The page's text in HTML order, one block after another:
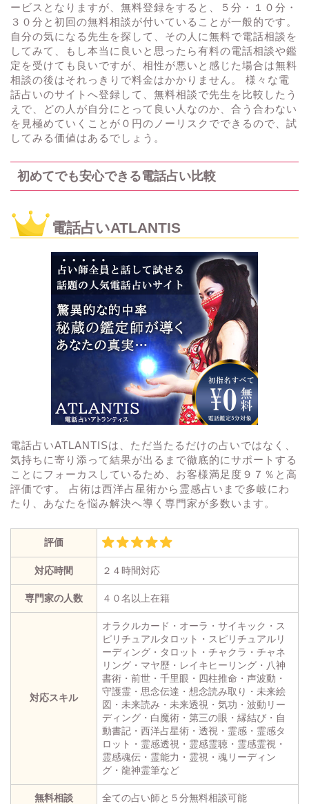
ービスとなりますが、無料登録をすると、５分・１０分・
３０分と初回の無料相談が付いていることが一般的です。
自分の気になる先生を探して、その人に無料で電話相談を
してみて、もし本当に良いと思ったら有料の電話相談や鑑
定を受けても良いですが、相性が悪いと感じた場合は無料
相談の後はそれっきりで料金はかかりません。 様々な電
話占いのサイトへ登録して、無料相談で先生を比較したう
えで、どの人が自分にとって良い人なのか、合う合わない
を見極めていくことが０円のノーリスクでできるので、試
してみる価値はあるでしょう。
初めてでも安心できる電話占い比較
電話占いATLANTIS
電話占いATLANTISは、ただ当たるだけの占いではなく、
気持ちに寄り添って結果が出るまで徹底的にサポートする
ことにフォーカスしているため、お客様満足度９７％と高
評価です。 占術は西洋占星術から霊感占いまで多岐にわ
たり、あなたを悩み解決へ導く専門家が多数います。
評価
対応時間 ２４時間対応
専門家の人数 ４０名以上在籍
対応スキル
オラクルカード・オーラ・サイキック・ス
ピリチュアルタロット・スピリチュアルリ
ーディング・タロット・チャクラ・チャネ
リング・マヤ歴・レイキヒーリング・八神
書術・前世・千里眼・四柱推命・声波動・
守護霊・思念伝達・想念読み取り・未来絵
図・未来読み・未来透視・気功・波動リー
ディング・白魔術・第三の眼・縁結び・自
動書記・西洋占星術・透視・霊感・霊感タ
ロット・霊感透視・霊感霊聴・霊感霊視・
霊感魂伝・霊能力・霊視・魂リーディン
グ・龍神霊筆など
無料相談 全ての占い師と５分無料相談可能